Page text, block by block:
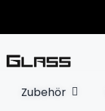
Zubehör